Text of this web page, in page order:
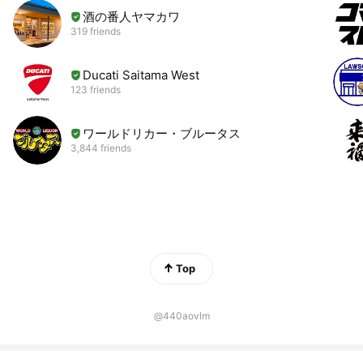
酒の番人ヤマカワ
319 friends
Ducati Saitama West
123 friends
ワールドリカー・ブルータス
3,844 friends
Top
@440aovlm